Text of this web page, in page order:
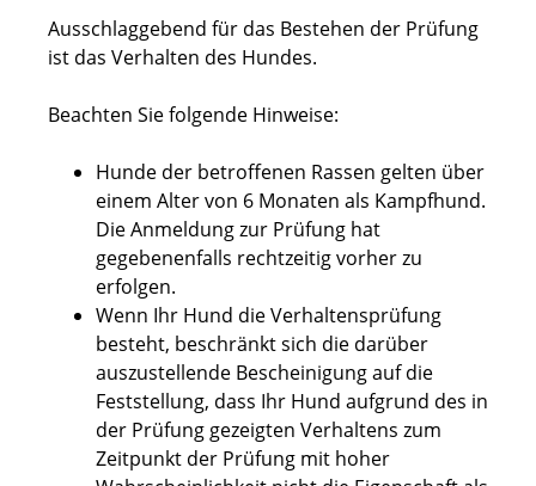
Ausschlaggebend für das Bestehen der Prüfung
ist das Verhalten des Hundes.
Beachten Sie folgende Hinweise:
Hunde der betroffenen Rassen gelten über
einem Alter von 6 Monaten als Kampfhund.
Die Anmeldung zur Prüfung hat
gegebenenfalls rechtzeitig vorher zu
erfolgen.
Wenn Ihr Hund die Verhaltensprüfung
besteht, beschränkt sich die darüber
auszustellende Bescheinigung auf die
Feststellung, dass Ihr Hund aufgrund des in
der Prüfung gezeigten Verhaltens zum
Zeitpunkt der Prüfung mit hoher